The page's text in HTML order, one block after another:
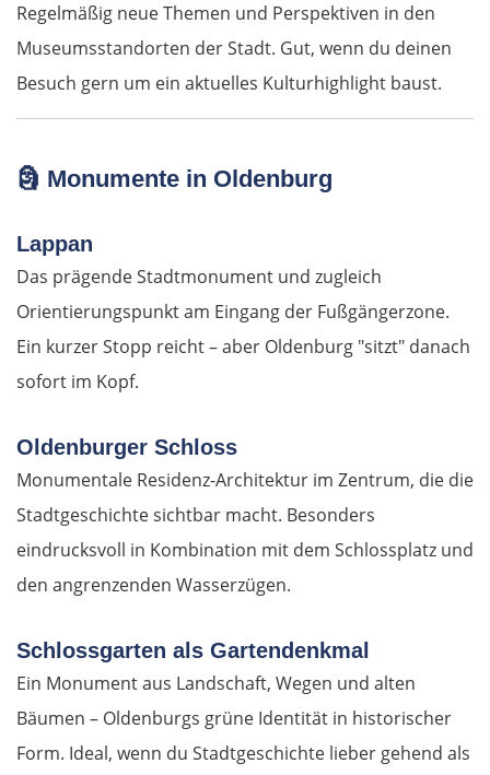
Regelmäßig neue Themen und Perspektiven in den
Museumsstandorten der Stadt. Gut, wenn du deinen
Besuch gern um ein aktuelles Kulturhighlight baust.
🗿 Monumente in Oldenburg
Lappan
Das prägende Stadtmonument und zugleich
Orientierungspunkt am Eingang der Fußgängerzone.
Ein kurzer Stopp reicht – aber Oldenburg "sitzt" danach
sofort im Kopf.
Oldenburger Schloss
Monumentale Residenz-Architektur im Zentrum, die die
Stadtgeschichte sichtbar macht. Besonders
eindrucksvoll in Kombination mit dem Schlossplatz und
den angrenzenden Wasserzügen.
Schlossgarten als Gartendenkmal
Ein Monument aus Landschaft, Wegen und alten
Bäumen – Oldenburgs grüne Identität in historischer
Form. Ideal, wenn du Stadtgeschichte lieber gehend als
Kavala
Asprovalta
Elassona
Kalambaka
Meteora-Klöster
Karditsa
Lamia
Livanates
SÜDROUTE
Athen